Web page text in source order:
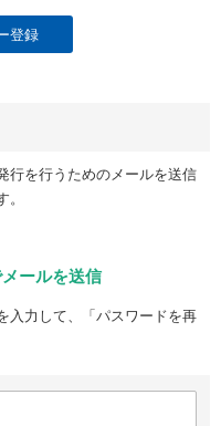
登録
行を行うためのメールを送信
ールを送信
入力して、「パスワードを再